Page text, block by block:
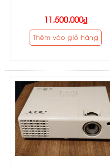
11.500.000₫
Thêm vào giỏ hàng